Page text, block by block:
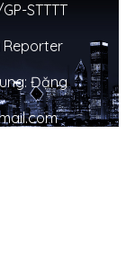
STTTT
Reporter
Đặng